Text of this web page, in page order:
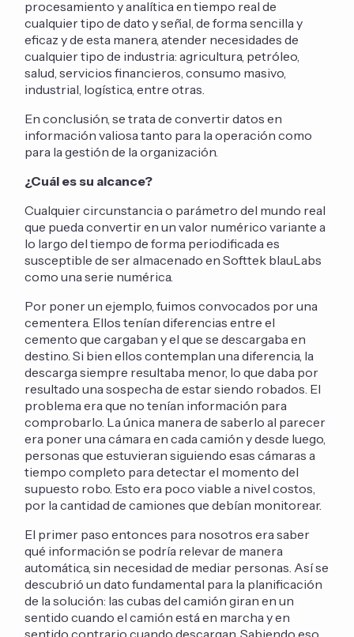
procesamiento y analítica en tiempo real de
cualquier tipo de dato y señal, de forma sencilla y
eficaz y de esta manera, atender necesidades de
cualquier tipo de industria: agricultura, petróleo,
salud, servicios financieros, consumo masivo,
industrial, logística, entre otras.
En conclusión, se trata de convertir datos en
información valiosa tanto para la operación como
para la gestión de la organización.
¿Cuál es su alcance?
Cualquier circunstancia o parámetro del mundo real
que pueda convertir en un valor numérico variante a
lo largo del tiempo de forma periodificada es
susceptible de ser almacenado en Softtek blauLabs
como una serie numérica.
Por poner un ejemplo, fuimos convocados por una
cementera. Ellos tenían diferencias entre el
cemento que cargaban y el que se descargaba en
destino. Si bien ellos contemplan una diferencia, la
descarga siempre resultaba menor, lo que daba por
resultado una sospecha de estar siendo robados. El
problema era que no tenían información para
comprobarlo. La única manera de saberlo al parecer
era poner una cámara en cada camión y desde luego,
personas que estuvieran siguiendo esas cámaras a
tiempo completo para detectar el momento del
supuesto robo. Esto era poco viable a nivel costos,
por la cantidad de camiones que debían monitorear.
El primer paso entonces para nosotros era saber
qué información se podría relevar de manera
automática, sin necesidad de mediar personas. Así se
descubrió un dato fundamental para la planificación
de la solución: las cubas del camión giran en un
sentido cuando el camión está en marcha y en
sentido contrario cuando descargan. Sabiendo eso,